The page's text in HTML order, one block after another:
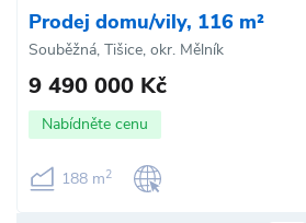
Prodej domu/vily, 116 m²
Souběžná, Tišice, okr. Mělník
9 490 000 Kč
Nabídněte cenu
188 m2